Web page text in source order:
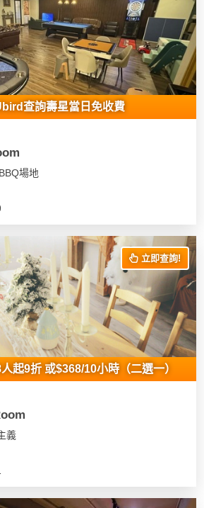
查詢壽星當日免收費
場地
立即查詢!
起9折 或$368/10小時（二選一）
義